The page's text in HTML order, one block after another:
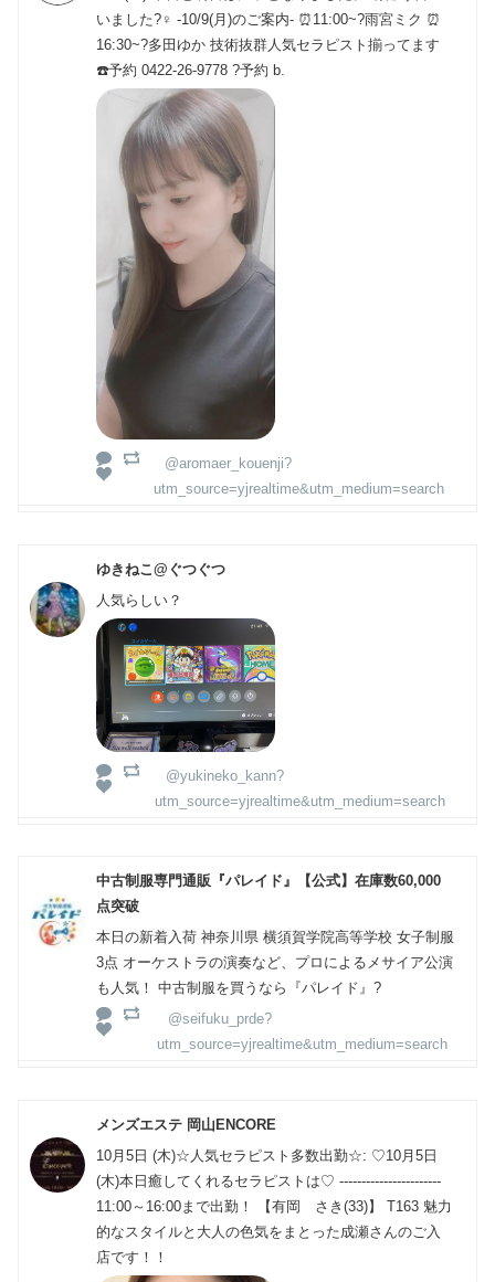
いました?‍♀️ -10/9(月)のご案内- ⏰11:00~?雨宮ミク ⏰
16:30~?多田ゆか 技術抜群人気セラピスト揃ってます
☎️予約 0422-26-9778 ?️予約 b.
@aromaer_kouenji?
utm_source=yjrealtime&utm_medium=search
ゆきねこ@ぐつぐつ
人気らしい？
@yukineko_kann?
utm_source=yjrealtime&utm_medium=search
中古制服専門通販『パレイド』【公式】在庫数60,000
点突破
本⽇の新着⼊荷 神奈川県 横須賀学院高等学校 女子制服
3点 オーケストラの演奏など、プロによるメサイア公演
も人気！ 中古制服を買うなら『パレイド』?
@seifuku_prde?
utm_source=yjrealtime&utm_medium=search
メンズエステ 岡山ENCORE
10月5日 (木)☆人気セラピスト多数出勤☆: ♡10月5日
(木)本日癒してくれるセラピストは♡ -----------------------
11:00～16:00まで出勤！ 【有岡 さき(33)】 T163 魅力
的なスタイルと大人の色気をまとった成瀬さんのご入
店です！！